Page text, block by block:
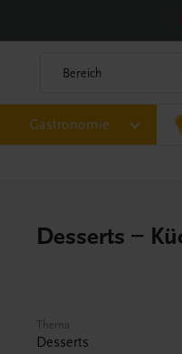
Gastronomie
Desserts –
Thema
Desserts